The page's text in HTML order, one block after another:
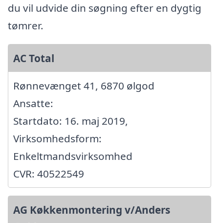
du vil udvide din søgning efter en dygtig
tømrer.
AC Total
Rønnevænget 41, 6870 ølgod
Ansatte:
Startdato: 16. maj 2019,
Virksomhedsform:
Enkeltmandsvirksomhed
CVR: 40522549
AG Køkkenmontering v/Anders